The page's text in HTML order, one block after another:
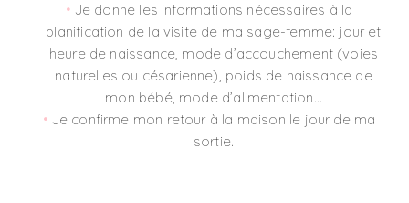
Je donne les informations nécessaires à la
planification de la visite de ma sage-femme: jour et
heure de naissance, mode d’accouchement (voies
naturelles ou césarienne), poids de naissance de
mon bébé, mode d’alimentation…
Je confirme mon retour à la maison le jour de ma
sortie.